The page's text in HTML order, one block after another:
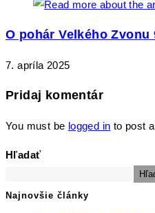
O pohár Velkého Zvonu
7. apríla 2025
Pridaj komentár
You must be logged in to post
Hľadať
Najnovšie články